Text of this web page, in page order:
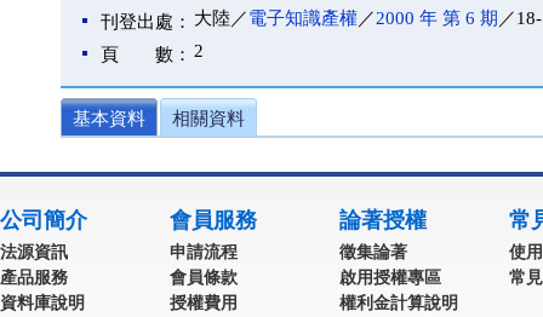
刊登出處： 大陸／電子知識產權／2000 年 第 6 期 ／
頁 數： 2
基本資料 相關資料
公司簡介
法源資訊
產品服務
資料庫說明
會員服務
申請流程
會員條款
授權費用
論著授權
徵集論著
啟用授權專區
權利金計算說明
常
使
常